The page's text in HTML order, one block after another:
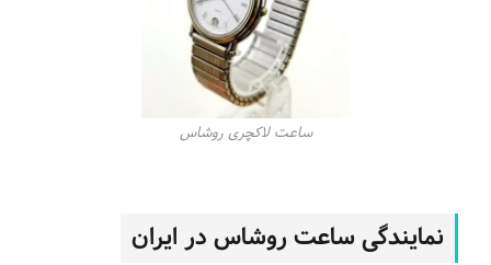
ساعت لاکچری روشاس
نمایندگی ساعت روشاس در ایران